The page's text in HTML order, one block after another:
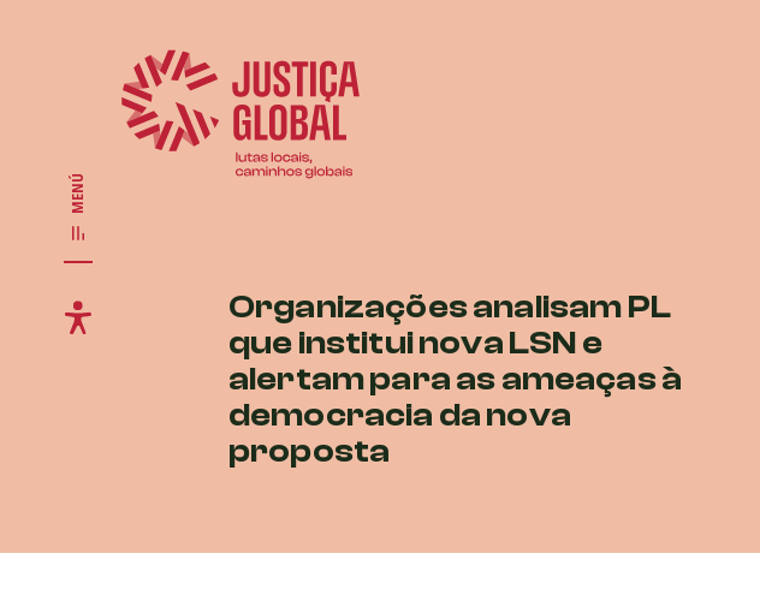
MENÚ
Organizações analisam PL
que institui nova LSN e
alertam para as ameaças à
democracia da nova
proposta